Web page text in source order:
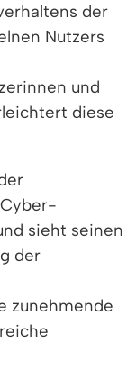
der
Nutzers
und
diese
sieht seinen
der
zunehmende